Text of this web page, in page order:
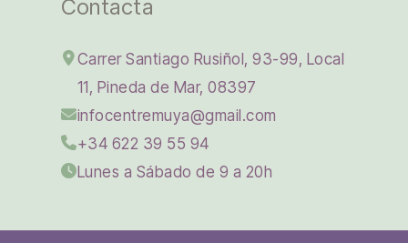
Contacta
Carrer Santiago Rusiñol, 93-99, Local
11, Pineda de Mar, 08397
infocentremuya@gmail.com
+34 622 39 55 94
Lunes a Sábado de 9 a 20h